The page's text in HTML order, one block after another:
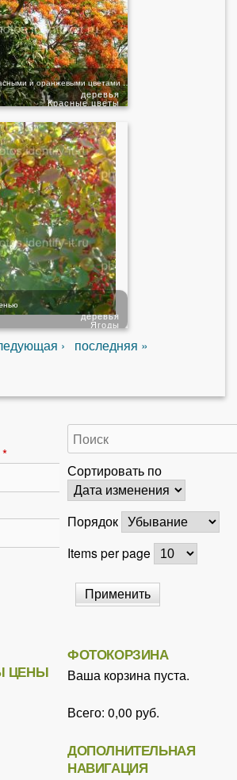
Деревья с красными и оранжевыми цветами Египет
Красные цветы
деревья
Ягоды
деревья
› последняя »
*
ЦЕНЫ
Сортировать по
Порядок
Items per page
ФОТОКОРЗИНА
Ваша корзина пуста.
Всего: 0,00 руб.
ДОПОЛНИТЕЛЬНАЯ
НАВИГАЦИЯ